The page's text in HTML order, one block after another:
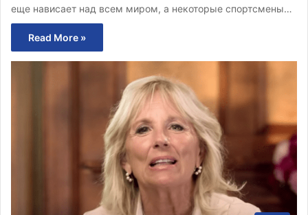
еще нависает над всем миром, а некоторые спортсмены…
Read More »